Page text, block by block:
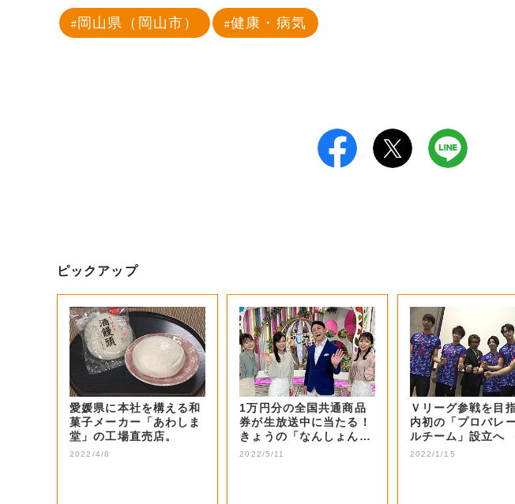
岡山県（岡山市） 健康・病気
ピックアップ
愛媛県に本社を構える和
菓子メーカー「あわしま
堂」の工場直売店。
2022/4/8
1万円分の全国共通商品
券が生放送中に当たる！
きょうの「なんしょん？
生電話クイズ」...
2022/5/11
Ｖリーグ参戦を目
内初の「プロバレ
ルチーム」設立へ
選手などの受け...
2022/1/15